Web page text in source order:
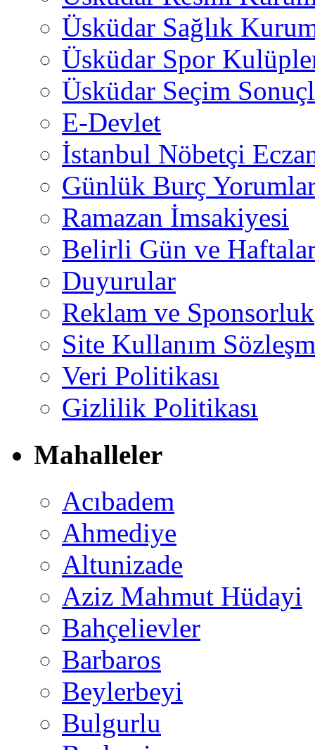
Üsküdar Sağlık
Üsküdar Spor
Üsküdar Seçim
E-Devlet
İstanbul Nöbetçi
Günlük Burç
Ramazan İmsakiyesi
Belirli Gün ve
Duyurular
Reklam ve Sponsorluk
Site Kullanım
Veri Politikası
Gizlilik Politikası
Mahalleler
Acıbadem
Ahmediye
Altunizade
Aziz Mahmut Hüdayi
Bahçelievler
Barbaros
Beylerbeyi
Bulgurlu